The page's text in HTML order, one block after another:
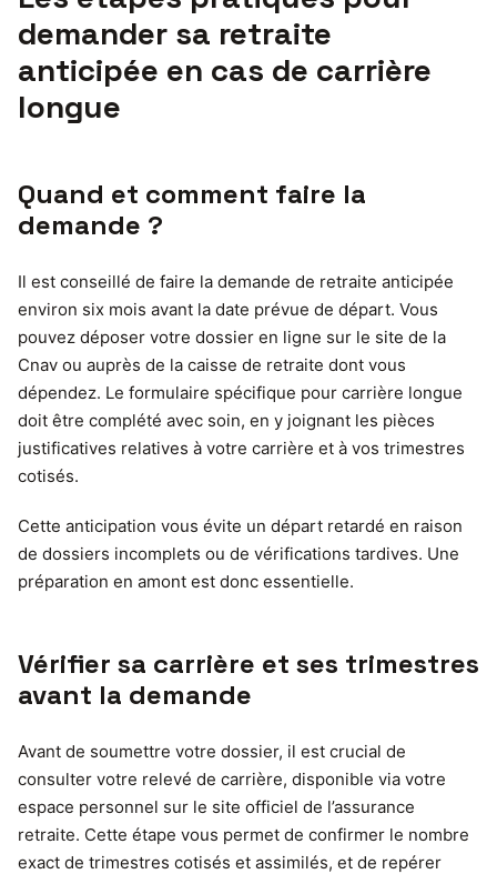
demander sa retraite
anticipée en cas de carrière
longue
Quand et comment faire la
demande ?
Il est conseillé de faire la demande de retraite anticipée
environ six mois avant la date prévue de départ. Vous
pouvez déposer votre dossier en ligne sur le site de la
Cnav ou auprès de la caisse de retraite dont vous
dépendez. Le formulaire spécifique pour carrière longue
doit être complété avec soin, en y joignant les pièces
justificatives relatives à votre carrière et à vos trimestres
cotisés.
Cette anticipation vous évite un départ retardé en raison
de dossiers incomplets ou de vérifications tardives. Une
préparation en amont est donc essentielle.
Vérifier sa carrière et ses trimestres
avant la demande
Avant de soumettre votre dossier, il est crucial de
consulter votre relevé de carrière, disponible via votre
espace personnel sur le site officiel de l’assurance
retraite. Cette étape vous permet de confirmer le nombre
exact de trimestres cotisés et assimilés, et de repérer